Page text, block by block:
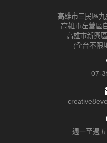
高雄市三民區
高雄市左營區
高雄市新興
(全台不限
07-
週一至週